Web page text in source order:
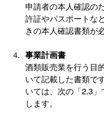
申請者の本人確認の
許証やパスポートな
きの本人確認書類が
事業計画書
酒類販売業を行う目
いて記載した書類で
いては、次の「2.3」
します。